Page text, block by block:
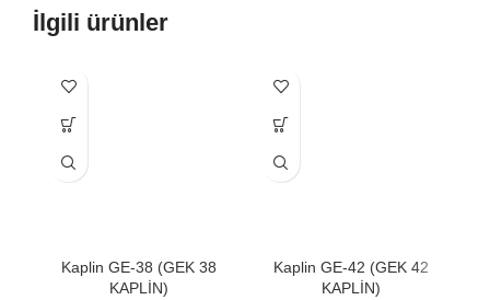
İlgili ürünler
Kaplin GE-38 (GEK 38
KAPLİN)
Kaplin GE-42 (GEK 42
KAPLİN)